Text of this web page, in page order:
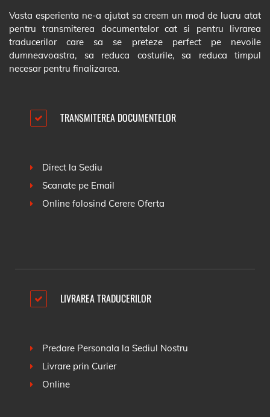
Vasta esperienta ne-a ajutat sa creem un mod de lucru atat
pentru transmiterea documentelor cat si pentru livrarea
traducerilor care sa se preteze perfect pe nevoile
dumneavoastra, sa reduca costurile, sa reduca timpul
necesar pentru finalizarea.
TRANSMITEREA DOCUMENTELOR
Direct la Sediu
Scanate pe Email
Online folosind Cerere Oferta
LIVRAREA TRADUCERILOR
Predare Personala la Sediul Nostru
Livrare prin Curier
Online